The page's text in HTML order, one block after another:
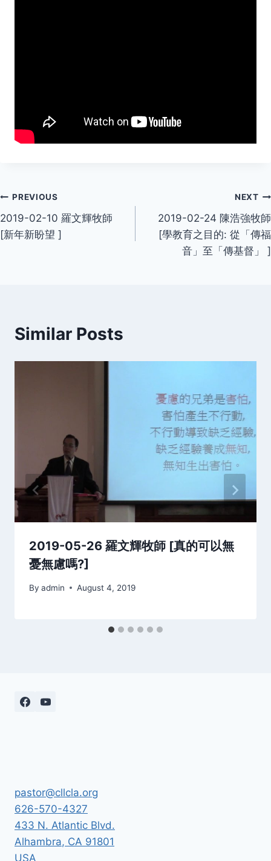
Post
navigation
PREVIOUS
2019-02-10 羅文輝牧師
[新年新盼望 ]
NEXT
2019-02-24 陳浩強牧師
[學教育之目的: 從「傳福
音」至「傳基督」 ]
Similar Posts
2019-05-26 羅文輝牧師 [真的可以無
憂無慮嗎?]
By admin August 4, 2019
pastor@cllcla.org
626-570-4327
433 N. Atlantic Blvd.
Alhambra, CA 91801
USA